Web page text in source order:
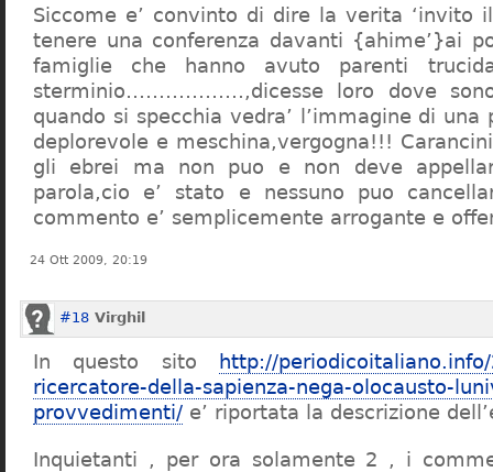
Siccome e’ convinto di dire la verita ‘invito
tenere una conferenza davanti {ahime’}ai
famiglie che hanno avuto parenti
sterminio………………,dicesse loro dove
quando si specchia vedra’ l’immagine di una
deplorevole e meschina,vergogna!!!
gli ebrei ma non puo e non deve
parola,cio e’ stato e nessuno puo
commento e’ semplicemente arrogante e
24 Ott 2009, 20:19
#18 Virghil
In questo sito
http://
ricercatore-della-sapienza-nega-olocausto-
provvedimenti/ e’ riportata la descrizione
Inquietanti , per ora solamente 2 , i